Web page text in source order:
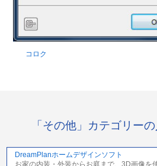
コロク
「その他」カテゴリー
DreamPlanホームデザインソフト
お家の内装・外装からお庭まで、3D画像を